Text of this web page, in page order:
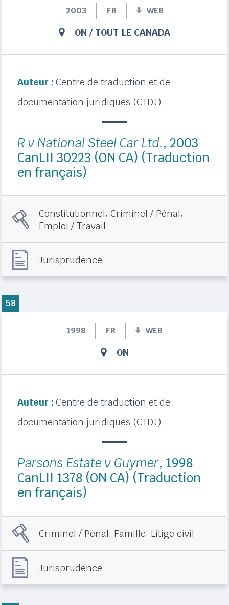
2003 FR WEB
ON / TOUT LE CANADA
Auteur : Centre de traduction et de
documentation juridiques (CTDJ)
R v National Steel Car Ltd., 2003
CanLII 30223 (ON CA) (Traduction
en français)
Constitutionnel,Criminel / Pénal,
Emploi / Travail
Jurisprudence
1998 FR WEB
ON
Auteur : Centre de traduction et de
documentation juridiques (CTDJ)
Parsons Estate v Guymer, 1998
CanLII 1378 (ON CA) (Traduction
en français)
Criminel / Pénal, Famille, Litige civil
Jurisprudence
58